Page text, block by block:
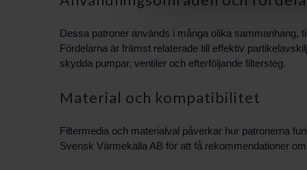
Dessa patroner används i många olika sammanhang,
Fördelarna är främst relaterade till effektiv
skydda pumpar, ventiler och efterföljande filtersteg.
Material och kompatibilitet
Filtermedia och materialval påverkar hur patronerna
Svensk Värmekälla AB för att få rekommendationer